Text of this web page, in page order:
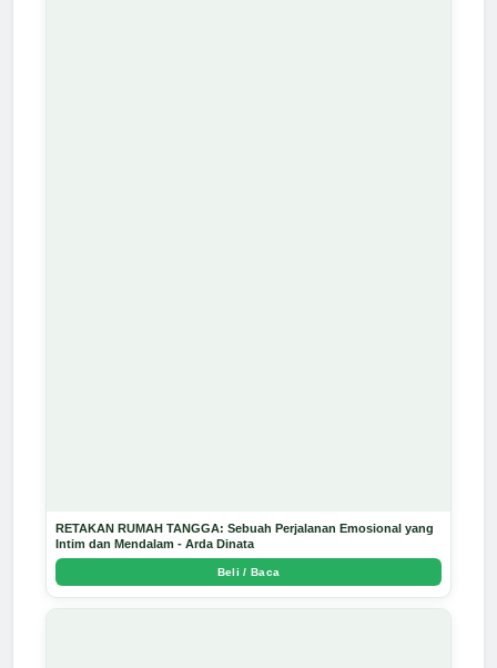
RETAKAN RUMAH TANGGA: Sebuah Perjalanan Emosional yang
Intim dan Mendalam - Arda Dinata
Beli / Baca